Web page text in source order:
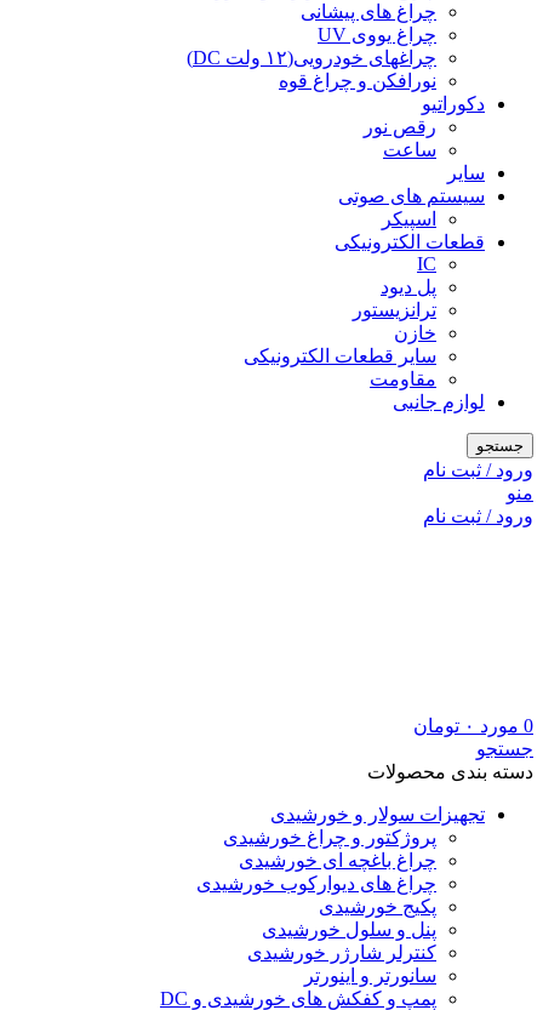
چراغ های پیشانی
چراغ یووی UV
چراغهای خودرویی(۱۲ ولت DC)
نورافکن و چراغ قوه
دکوراتیو
رقص نور
ساعت
سایر
سیستم های صوتی
اسپیکر
قطعات الکترونیکی
IC
پل دیود
ترانزیستور
خازن
سایر قطعات الکترونیکی
مقاومت
لوازم جانبی
جستجو
ورود / ثبت نام
منو
ورود / ثبت نام
0 مورد ۰ تومان
جستجو
دسته بندی محصولات
تجهیزات سولار و خورشیدی
پروژکتور و چراغ خورشیدی
چراغ باغچه ای خورشیدی
چراغ های دیوارکوب خورشیدی
پکیج خورشیدی
پنل و سلول خورشیدی
کنترلر شارژر خورشیدی
سانورتر و اینورتر
پمپ و کفکش های خورشیدی و DC